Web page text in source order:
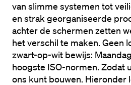
van slimme systemen tot
en strak georganiseerde
achter de schermen zetten
het verschil te maken. Geen
zwart-op-wit bewijs:
hoogste ISO-normen. Zodat
ons kunt bouwen. Hieronder